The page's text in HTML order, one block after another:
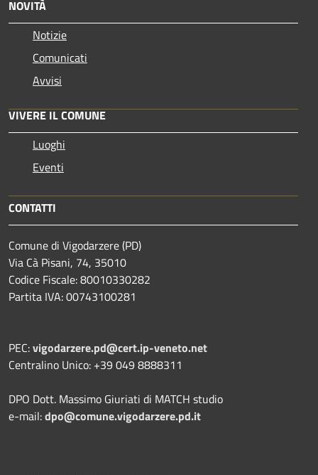
NOVITÀ
Notizie
Comunicati
Avvisi
VIVERE IL COMUNE
Luoghi
Eventi
CONTATTI
Comune di Vigodarzere (PD)
Via Cà Pisani, 74, 35010
Codice Fiscale: 80010330282
Partita IVA: 00743100281
PEC:vigodarzere.pd@cert.ip-veneto.net
Centralino Unico: +39 049 8888311
DPO Dott. Massimo Giuriati di MATCH studio
e-mail:dpo@comune.vigodarzere.pd.it